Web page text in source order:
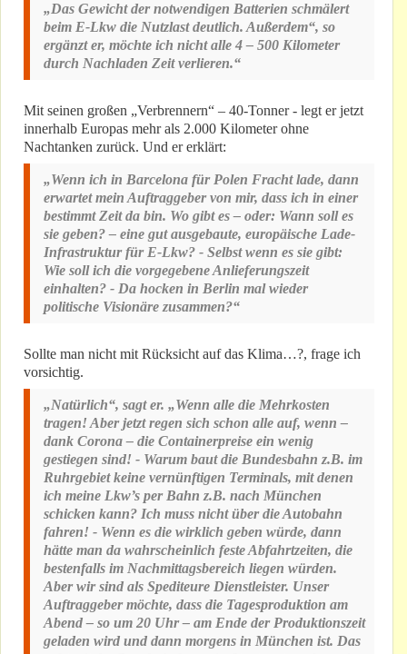
„Das Gewicht der notwendigen Batterien schmälert
beim E-Lkw die Nutzlast deutlich. Außerdem“, so
ergänzt er, möchte ich nicht alle 4 – 500 Kilometer
durch Nachladen Zeit verlieren.“
Mit seinen großen „Verbrennern“ – 40-Tonner - legt er jetzt
innerhalb Europas mehr als 2.000 Kilometer ohne
Nachtanken zurück. Und er erklärt:
„Wenn ich in Barcelona für Polen Fracht lade, dann
erwartet mein Auftraggeber von mir, dass ich in einer
bestimmt Zeit da bin. Wo gibt es – oder: Wann soll es
sie geben? – eine gut ausgebaute, europäische Lade-
Infrastruktur für E-Lkw? - Selbst wenn es sie gibt:
Wie soll ich die vorgegebene Anlieferungszeit
einhalten? - Da hocken in Berlin mal wieder
politische Visionäre zusammen?“
Sollte man nicht mit Rücksicht auf das Klima…?, frage ich
vorsichtig.
„Natürlich“, sagt er. „Wenn alle die Mehrkosten
tragen! Aber jetzt regen sich schon alle auf, wenn –
dank Corona – die Containerpreise ein wenig
gestiegen sind! - Warum baut die Bundesbahn z.B. im
Ruhrgebiet keine vernünftigen Terminals, mit denen
ich meine Lkw’s per Bahn z.B. nach München
schicken kann? Ich muss nicht über die Autobahn
fahren! - Wenn es die wirklich geben würde, dann
hätte man da wahrscheinlich feste Abfahrtzeiten, die
bestenfalls im Nachmittagsbereich liegen würden.
Aber wir sind als Spediteure Dienstleister. Unser
Auftraggeber möchte, dass die Tagesproduktion am
Abend – so um 20 Uhr – am Ende der Produktionszeit
geladen wird und dann morgens in München ist. Das